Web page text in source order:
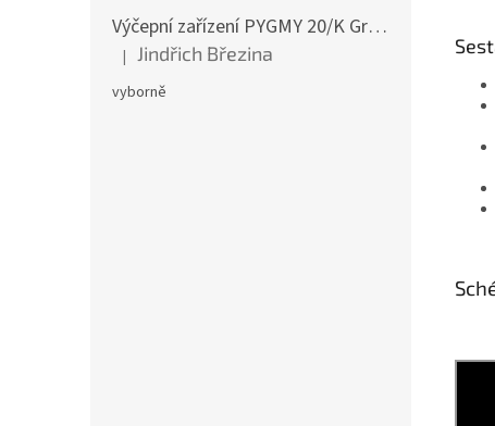
Výčepní zařízení PYGMY 20/K Green Line NEW komplet 2 x naražeč
Hodnocení produktu je 5 z 5 hvězdiček.
| Jindřich Březina
vyborně